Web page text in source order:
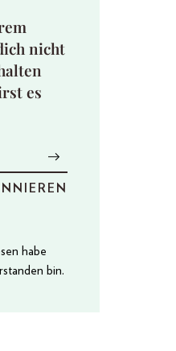
nicht
es
habe
bin.